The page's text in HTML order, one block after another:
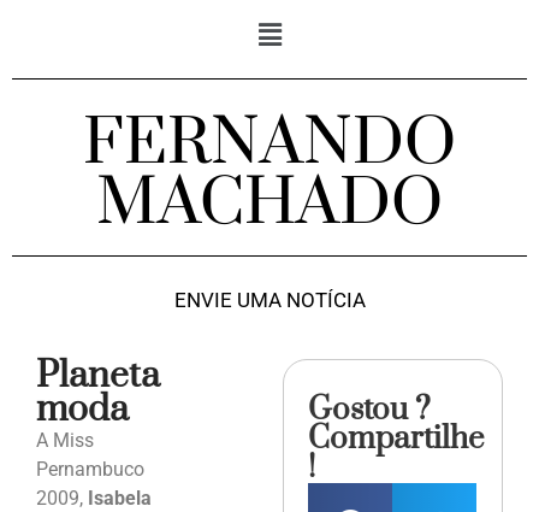
FERNANDO
MACHADO
ENVIE UMA NOTÍCIA
Planeta
moda
A Miss
Pernambuco
2009, Isabela
Gostou ?
Compartilhe
!